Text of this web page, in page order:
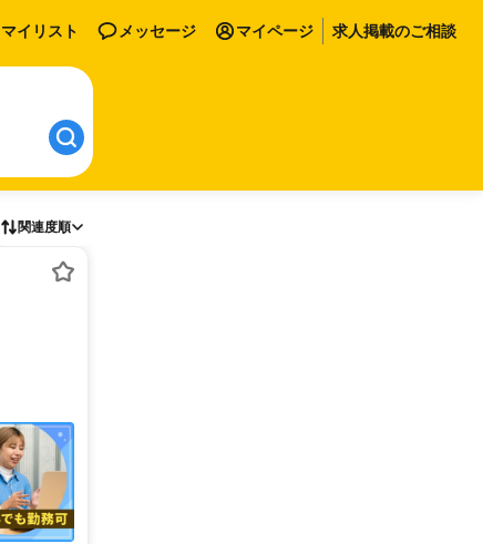
マイリスト メッセージ マイページ 求人掲載のご相談
関連度順